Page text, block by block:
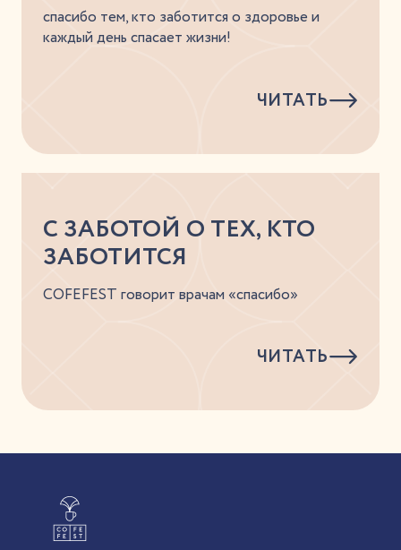
спасибо тем, кто заботится о здоровье и
каждый день спасает жизни!
ЧИТАТЬ
С ЗАБОТОЙ О ТЕХ, КТО
ЗАБОТИТСЯ
COFEFEST говорит врачам «спасибо»
ЧИТАТЬ